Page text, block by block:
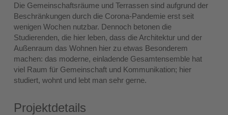
Die Gemeinschaftsräume und Terrassen sind aufgrund der
Beschränkungen durch die Corona-Pandemie erst seit
wenigen Wochen nutzbar. Dennoch betonen die
Studierenden, die hier leben, dass die Architektur und der
Außenraum das Wohnen hier zu etwas Besonderem
machen: das moderne, einladende Gesamtensemble hat
viel Raum für Gemeinschaft und Kommunikation; hier
studiert, wohnt und lebt man sehr gerne.
Projektdetails